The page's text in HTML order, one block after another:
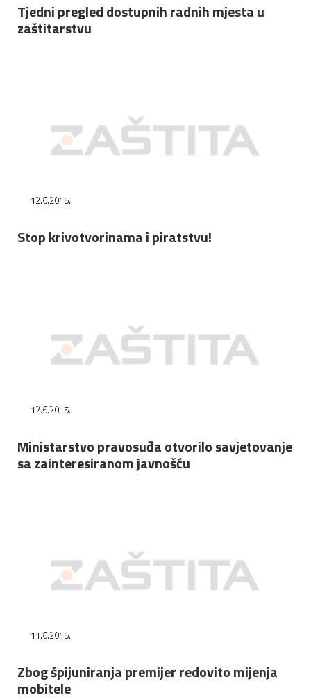
Tjedni pregled dostupnih radnih mjesta u
zaštitarstvu
12.6.2015.
Stop krivotvorinama i piratstvu!
12.6.2015.
Ministarstvo pravosuđa otvorilo savjetovanje
sa zainteresiranom javnošću
11.6.2015.
Zbog špijuniranja premijer redovito mijenja
mobitele